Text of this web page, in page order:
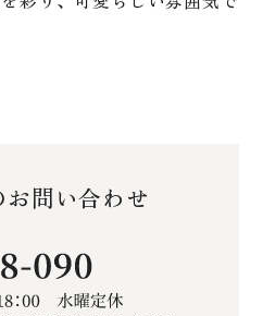
問い合わせ